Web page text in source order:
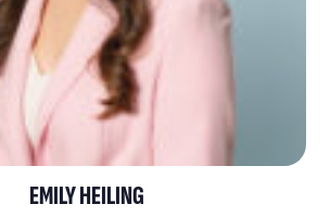
EMILY HEILING